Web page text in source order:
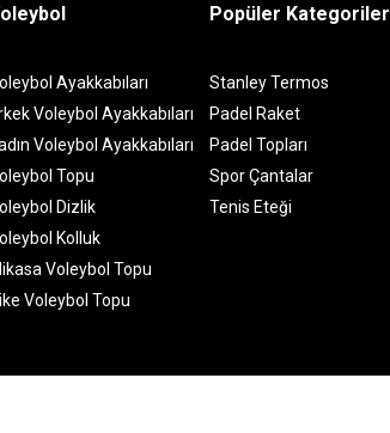
Ayakkabıları
Voleybol Ayakkabıları
Voleybol Ayakkabıları
Topu
Dizlik
Kolluk
Voleybol Topu
Voleybol Topu
Popüler Kategoriler
Stanley Termos
Padel Raket
Padel Topları
Spor Çantalar
Tenis Eteği